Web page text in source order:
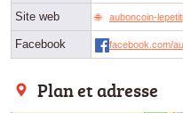
Site web auboncoin-
Facebook facebook.com/
Plan et adresse